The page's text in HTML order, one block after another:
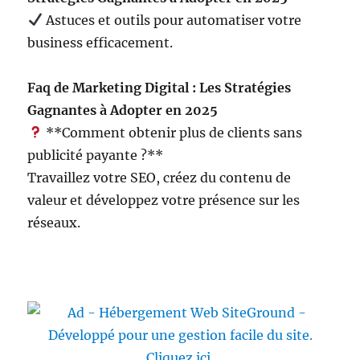
Astuces et outils pour automatiser votre
business efficacement.
Faq de Marketing Digital : Les Stratégies
Gagnantes à Adopter en 2025
**Comment obtenir plus de clients sans
publicité payante ?**
Travaillez votre SEO, créez du contenu de
valeur et développez votre présence sur les
réseaux.